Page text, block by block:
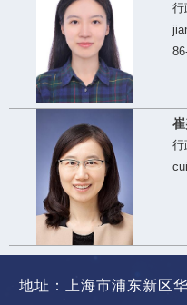
行
行
地址：上海市浦东新区